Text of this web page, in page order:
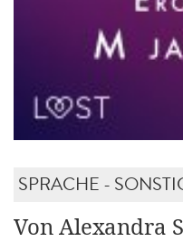
SPRACHE -
Von Alexandra